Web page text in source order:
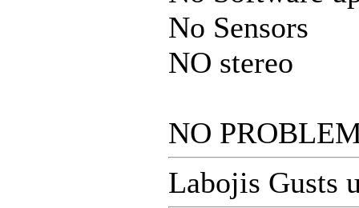
No Sensors
NO stereo
NO
Labojis Gusts